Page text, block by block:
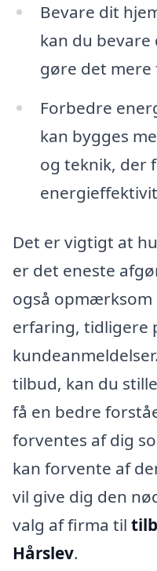
Bevare dit
kan du
gøre det
Forbedre
kan bygges
og teknik, der
Det er vigtigt at
er det eneste
også
erfaring, tidligere
tilbud, kan du
få en bedre
forventes af dig
kan forvente af
vil give dig den
valg af firma til
Hårslev.